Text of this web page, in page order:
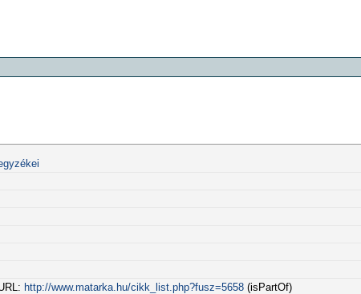
http://www.matarka.hu/cikk_list.php?fusz=5658(isPartOf)